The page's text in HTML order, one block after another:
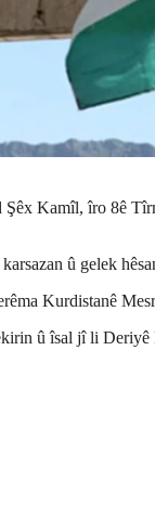
Kamîl, îro 8ê
û gelek
Kurdistanê
û îsal jî li